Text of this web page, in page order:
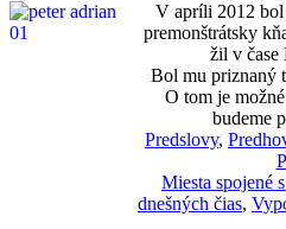
V apríli 2012 bol
premonštrátsky
žil v čase
Bol mu priznaný
O tom je
budeme
Predslovy,
Miesta spojené
dnešných čias,